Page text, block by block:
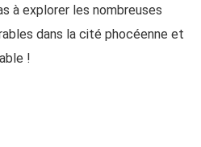
à explorer les nombreuses
dans la cité phocéenne et
!